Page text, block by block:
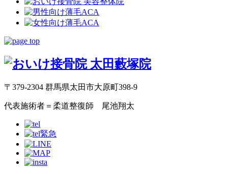
〒379-2304 群馬県太田市大原町398-9
代表施術者＝柔道整復師 尾池翔太